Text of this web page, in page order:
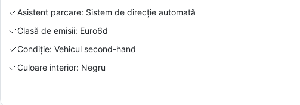
Asistent parcare: Sistem de direcție automată
Clasă de emisii: Euro6d
Condiție: Vehicul second-hand
Culoare interior: Negru